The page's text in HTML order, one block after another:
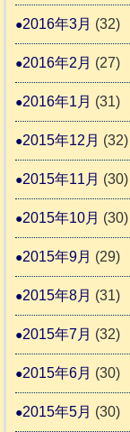
2016年3月 (32)
2016年2月 (27)
2016年1月 (31)
2015年12月 (32)
2015年11月 (30)
2015年10月 (30)
2015年9月 (29)
2015年8月 (31)
2015年7月 (32)
2015年6月 (30)
2015年5月 (30)